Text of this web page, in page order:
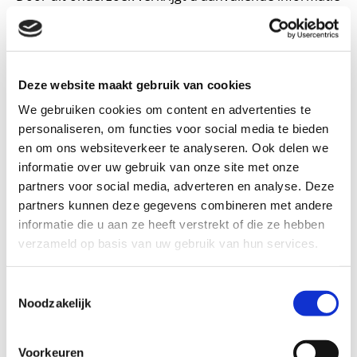
Deze website maakt gebruik van cookies
We gebruiken cookies om content en advertenties te
personaliseren, om functies voor social media te bieden
en om ons websiteverkeer te analyseren. Ook delen we
informatie over uw gebruik van onze site met onze
partners voor social media, adverteren en analyse. Deze
partners kunnen deze gegevens combineren met andere
informatie die u aan ze heeft verstrekt of die ze hebben
verzameld op basis van uw gebruik van hun services.
Noodzakelijk
Voorkeuren
en handvatten hoe u het probleem zelf kunt
aanpakken. Eventueel geven wij u ook een
bijvoorbeeld ter ondersteuning van aanvragen voor
extra begeleiding op school.
Voor het onderzoek vult u als ouder of leerkracht
vragenlijsten in (met behulp van onder meer BergOp)
en voert PIP Hilversum een testonderzoek uit met het
kind. Er zijn verschillende soorten onderzoeken, zoals
een intelligentie- of persoonlijkheidstest en een
neuropsychologisch onderzoek. Wij doen onderzoek
Angststoornissen en Emotieregulatieproblematiek.
worden uitgevoerd.